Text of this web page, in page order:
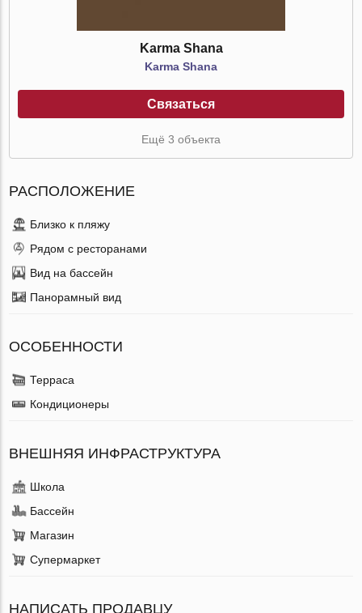
Karma Shana
Karma Shana
Связаться
Ещё 3 объекта
РАСПОЛОЖЕНИЕ
Близко к пляжу
Рядом с ресторанами
Вид на бассейн
Панорамный вид
ОСОБЕННОСТИ
Терраса
Кондиционеры
ВНЕШНЯЯ ИНФРАСТРУКТУРА
Школа
Бассейн
Магазин
Супермаркет
НАПИСАТЬ ПРОДАВЦУ